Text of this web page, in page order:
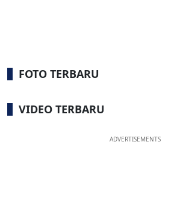
FOTO TERBARU
VIDEO TERBARU
ADVERTISEMENTS